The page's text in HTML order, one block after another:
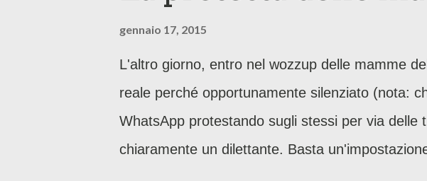
gennaio 17, 2015
L'altro giorno, entro nel wozzup delle mamme
reale perché opportunamente silenziato (nota:
WhatsApp protestando sugli stessi per via delle
chiaramente un dilettante. Basta